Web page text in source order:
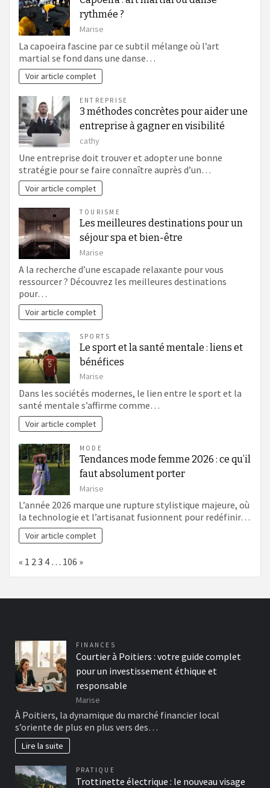
rythmée ?
Marise
La capoeira fascine par ce subtil mélange où l’art
martial se fond dans une danse…
Voir article complet
ENTREPRISE
3 méthodes concrètes pour aider une
entreprise à gagner en visibilité
cathy
Une entreprise doit trouver et adopter une bonne
stratégie pour se faire connaître auprès d’un…
Voir article complet
TOURISME
Les meilleures destinations pour un
séjour spa et bien-être
Marise
A la recherche d’une escapade relaxante pour vous
ressourcer ? Découvrez les meilleures destinations
pour…
Voir article complet
SPORTS
Le sport et la santé mentale : liens et
bénéfices
Marise
Dans les sociétés modernes, le lien entre le sport et la
santé mentale s’affirme comme…
Voir article complet
MODE
Tendances mode femme 2026 : ce qu’il
faut absolument porter
Marise
L’année 2026 marque une rupture stylistique majeure, où
la technologie et l’artisanat fusionnent pour redéfinir…
Voir article complet
Page:
Previous
« 1 2 3 4 … 106 Next
»
FINANCES
Courtier à Poitiers : votre guide complet
pour un investissement éthique et
responsable
Marise
À Poitiers, la dynamique du marché financier local
s’oriente de plus en plus vers des…
Lire la suite
PRATIQUE
Trottinette électrique : le nouveau visage